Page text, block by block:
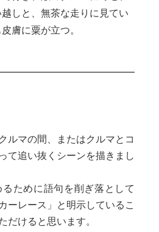
しと、無茶な走りに見てい
膚に粟が立つ。
ルマの間、またはクルマとコ
て追い抜くシーンを描きまし
ために語句を削ぎ落として
ーレース」と明示しているこ
だけると思います。